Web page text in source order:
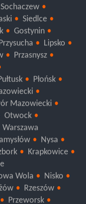
Sochaczew
Siedlce
Gostynin
Lipsko
Płońsk
Mazowiecki
Otwock
Warszawa
Nysa
Wola
Nisko
Rzeszów